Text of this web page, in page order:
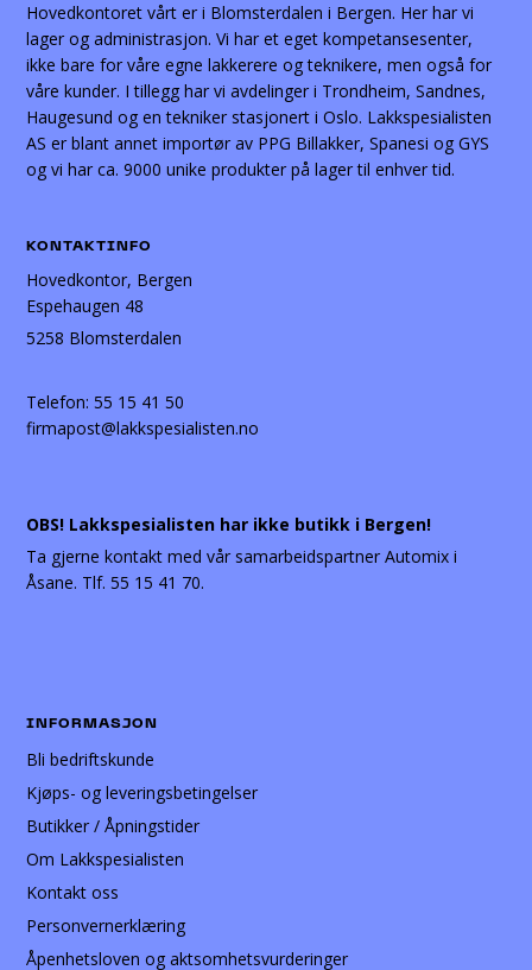
Hovedkontoret vårt er i Blomsterdalen i Bergen. Her har vi
lager og administrasjon. Vi har et eget kompetansesenter,
ikke bare for våre egne lakkerere og teknikere, men også for
våre kunder. I tillegg har vi avdelinger i Trondheim, Sandnes,
Haugesund og en tekniker stasjonert i Oslo. Lakkspesialisten
AS er blant annet importør av PPG Billakker, Spanesi og GYS
og vi har ca. 9000 unike produkter på lager til enhver tid.
KONTAKTINFO
Hovedkontor, Bergen
Espehaugen 48
5258 Blomsterdalen
Telefon:55 15 41 50
firmapost@lakkspesialisten.no
OBS! Lakkspesialisten har ikke butikk i Bergen!
Ta gjerne kontakt med vår samarbeidspartner Automix i
Åsane. Tlf. 55 15 41 70.
INFORMASJON
Bli bedriftskunde
Kjøps- og leveringsbetingelser
Butikker / Åpningstider
Om Lakkspesialisten
Kontakt oss
Personvernerklæring
Åpenhetsloven og aktsomhetsvurderinger